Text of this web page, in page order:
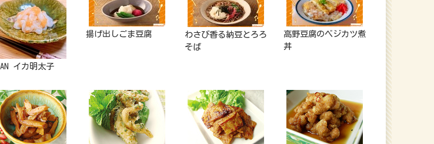
イカ明太子
揚げ出しごま豆腐
わさび香る納豆とろろ
そば
高野豆腐のベジカツ煮
丼